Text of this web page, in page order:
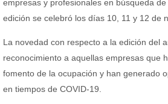
empresas y profesionales en búsqueda
edición se celebró los días 10, 11 y 12 de
La novedad con respecto a la edición del
reconocimiento a aquellas empresas que
fomento de la ocupación y han generado
en tiempos de COVID-19.